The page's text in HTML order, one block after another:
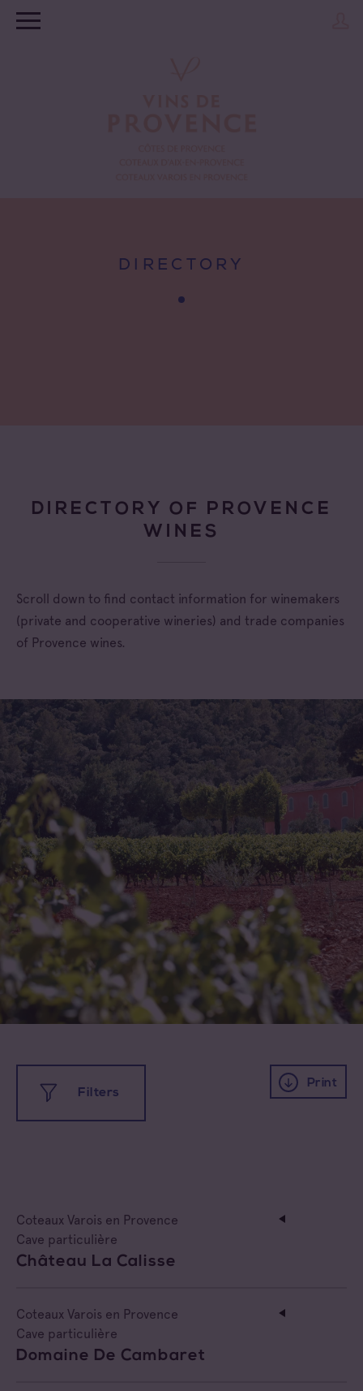
DIRECTORY
DIRECTORY OF PROVENCE
WINES
Scroll down to find contact information for winemakers
(private and cooperative wineries) and trade companies
of Provence wines.
Filters
Print
All appellations
Côtes de Provence
Côtes de Provence Fréjus
Côtes de Provence Notre Dame des Anges
Cave particulière
Négoce vinificateur
Negociant
Négociant Etranger
Coteaux Varois en Provence
Cave particulière
Château La Calisse
Coteaux Varois en Provence
Cave particulière
Domaine De Cambaret